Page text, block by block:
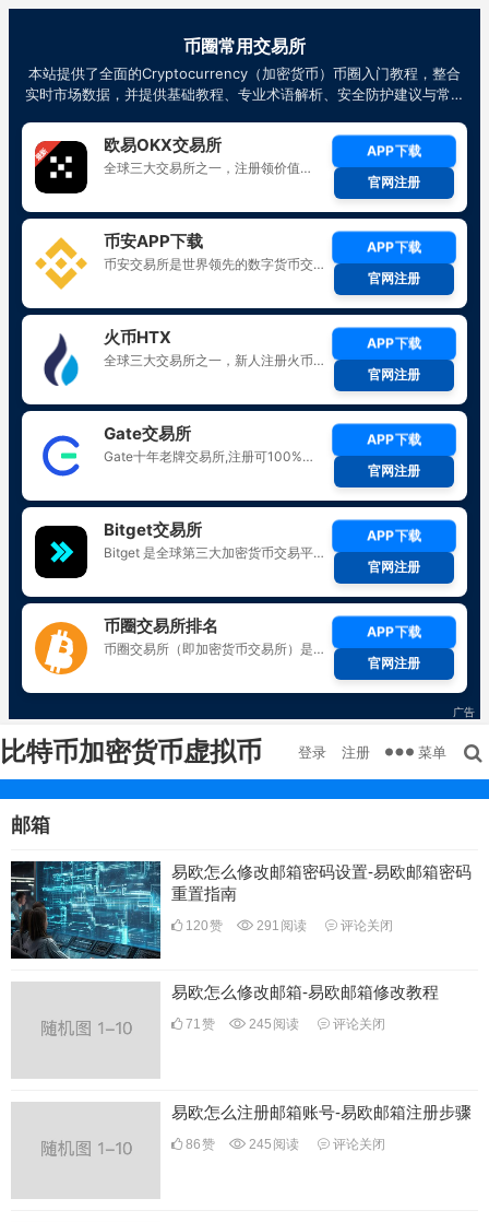
比特币加密货币虚拟币 登录 注册 菜单
邮箱
易欧怎么修改邮箱密码设置-易欧邮箱密码
重置指南
120赞 291 阅读 评论关闭
易欧怎么修改邮箱-易欧邮箱修改教程
71赞 245 阅读 评论关闭
易欧怎么注册邮箱账号-易欧邮箱注册步骤
86赞 245 阅读 评论关闭